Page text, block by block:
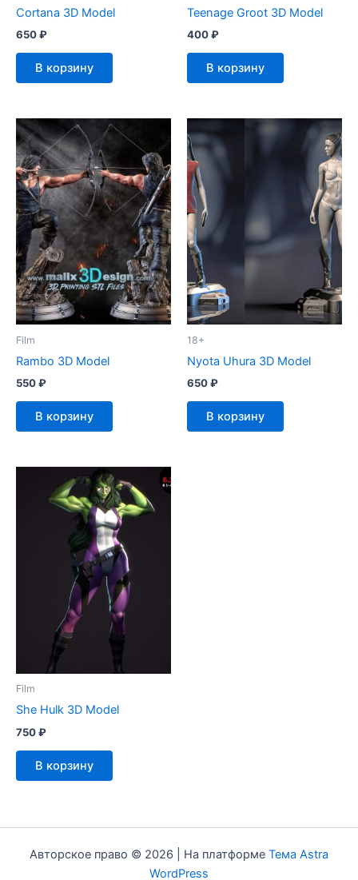
Cortana 3D Model
650₽
В корзину
Teenage Groot 3D Model
400₽
В корзину
Film
Rambo 3D Model
550₽
В корзину
18+
Nyota Uhura 3D Model
650₽
В корзину
Film
She Hulk 3D Model
750₽
В корзину
Авторское право © 2026 | На платформе Тема Astra
WordPress